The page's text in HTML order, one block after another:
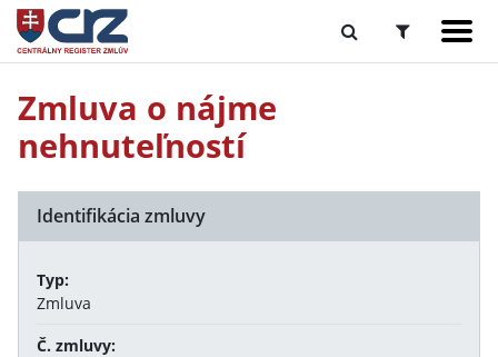
Zmluva o nájme
nehnuteľností
Identifikácia zmluvy
Typ:
Zmluva
Č. zmluvy: